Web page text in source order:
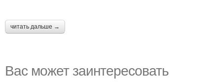
читать дальше →
Вас может заинтересовать